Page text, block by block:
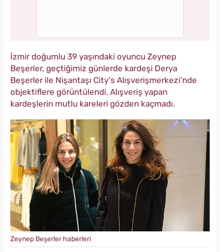
İzmir doğumlu 39 yaşındaki oyuncu Zeynep
Beşerler, geçtiğimiz günlerde kardeşi Derya
Beşerler ile Nişantaşı City's Alışverişmerkezi'nde
objektiflere görüntülendi. Alışveriş yapan
kardeşlerin mutlu kareleri gözden kaçmadı.
Zeynep Beşerler haberleri